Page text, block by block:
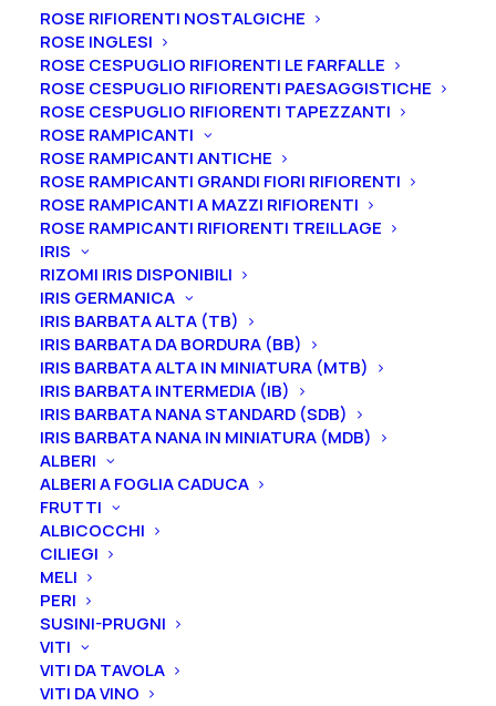
ROSE RIFIORENTI NOSTALGICHE
ROSE INGLESI
ROSE CESPUGLIO RIFIORENTI LE FARFALLE
ROSE CESPUGLIO RIFIORENTI PAESAGGISTICHE
ROSE CESPUGLIO RIFIORENTI TAPEZZANTI
ROSE RAMPICANTI
ROSE RAMPICANTI ANTICHE
ROSE RAMPICANTI GRANDI FIORI RIFIORENTI
ROSE RAMPICANTI A MAZZI RIFIORENTI
ROSE RAMPICANTI RIFIORENTI TREILLAGE
IRIS
RIZOMI IRIS DISPONIBILI
IRIS GERMANICA
IRIS BARBATA ALTA (TB)
IRIS BARBATA DA BORDURA (BB)
IRIS BARBATA ALTA IN MINIATURA (MTB)
IRIS BARBATA INTERMEDIA (IB)
IRIS BARBATA NANA STANDARD (SDB)
IRIS BARBATA NANA IN MINIATURA (MDB)
ALBERI
ALBERI A FOGLIA CADUCA
FRUTTI
ALBICOCCHI
CILIEGI
MELI
PERI
SUSINI-PRUGNI
VITI
VITI DA TAVOLA
VITI DA VINO
19,00€
La Rosa “Desiree®” è l’emblema del romanticismo
grazie al suo fiore doppio e globulare di circa 11 cm
(fino a 25 petali) di color rosa e dal forte profumo.
Resistente alle malattie, rifiorente e dalla crescita ben
eretta e piena, infatti arriva fino a 130 cm in altezza
(80 cm di larghezza). Nel 2018 le è stato conferito un
prestigioso riconoscimento, l’ADR, per la sua
resistente alle comuni malattie e per la grande
rifiorenza.
Dimensione vaso
Rosa
ibrido
di
tea
rifiorente
nostalgica
"Desiree®"
quantità
Ordina subito questo prodotto!
Puoi acquistare ora questo prodotto contattandoci e
indicando la dimensione del vaso desiderata e la
quantità